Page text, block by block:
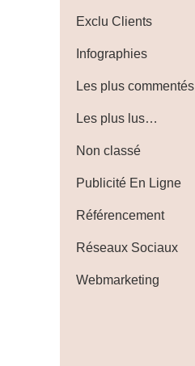
Exclu Clients
Infographies
Les plus commentés
Les plus lus…
Non classé
Publicité En Ligne
Référencement
Réseaux Sociaux
Webmarketing